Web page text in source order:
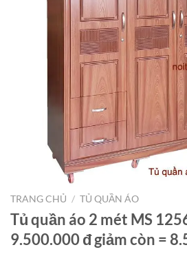
TRANG CHỦ / TỦ QUẦN ÁO
Tủ quần áo 2 mét MS
9.500.000 đ giảm còn =